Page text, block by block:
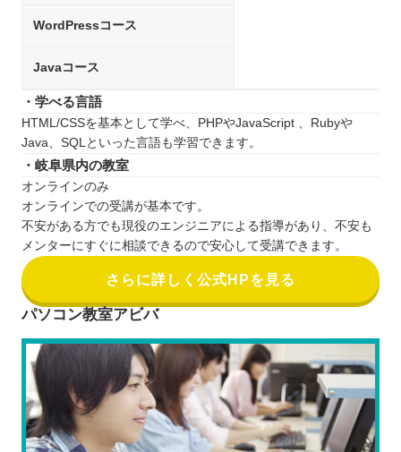
WordPressコース
Javaコース
・学べる言語
HTML/CSSを基本として学べ、PHPやJavaScript 、Rubyや
Java、SQLといった言語も学習できます。
・岐阜県内の教室
オンラインのみ
オンラインでの受講が基本です。
不安がある方でも現役のエンジニアによる指導があり、不安も
メンターにすぐに相談できるので安心して受講できます。
さらに詳しく公式HPを見る
パソコン教室アビバ